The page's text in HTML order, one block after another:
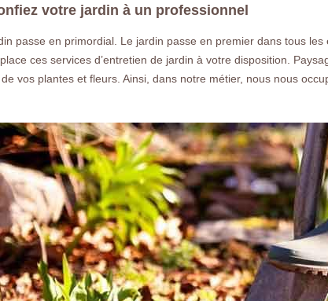
votre jardin à un professionnel
passe en primordial. Le jardin passe en premier dans tous
ces services d’entretien de jardin à votre disposition.
vos plantes et fleurs. Ainsi, dans notre métier, nous nous